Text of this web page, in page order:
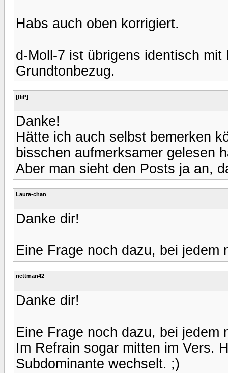
Habs auch oben korrigiert.
d-Moll-7 ist übrigens identisch
Grundtonbezug.
[fliP]
Danke!
Hätte ich auch selbst bemerken
bisschen aufmerksamer gelesen
Aber man sieht den Posts ja an,
Laura-chan
Danke dir!
Eine Frage noch dazu, bei jedem
nettman42
Danke dir!
Eine Frage noch dazu, bei jedem
Im Refrain sogar mitten im Vers.
Subdominante wechselt. ;)